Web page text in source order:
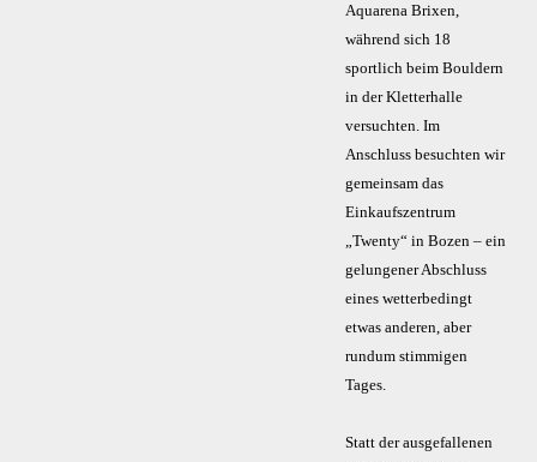
Aquarena Brixen,
während sich 18
sportlich beim Bouldern
in der Kletterhalle
versuchten. Im
Anschluss besuchten wir
gemeinsam das
Einkaufszentrum
„Twenty“ in Bozen – ein
gelungener Abschluss
eines wetterbedingt
etwas anderen, aber
rundum stimmigen
Tages.
Statt der ausgefallenen